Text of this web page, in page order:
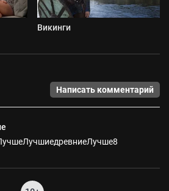
Викинги
Написать комментарий